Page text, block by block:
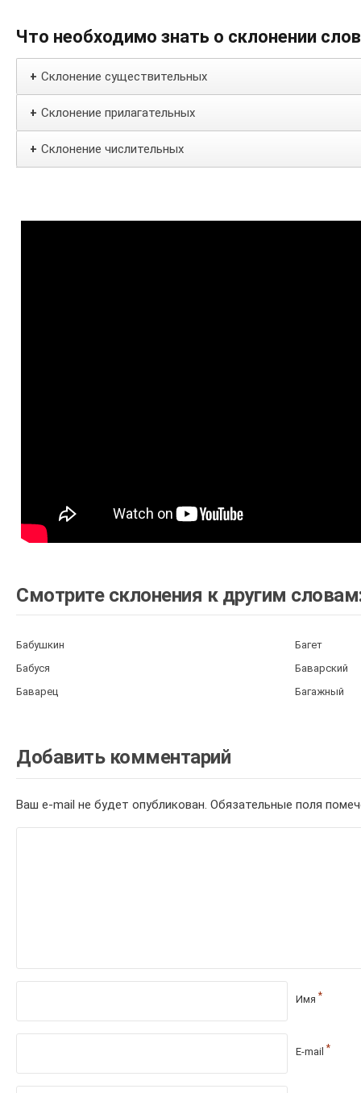
Что необходимо знать о склонении
+ Склонение существительных
+ Склонение прилагательных
+ Склонение числительных
Смотрите склонения к другим
Бабушкин
Багет
Бабуся
Баварский
Баварец
Багажный
Добавить комментарий
Ваш e-mail не будет опубликован. Обязательные поля
Имя *
E-mail *